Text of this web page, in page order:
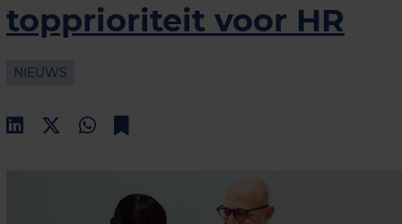
topprioriteit voor HR
NIEUWS